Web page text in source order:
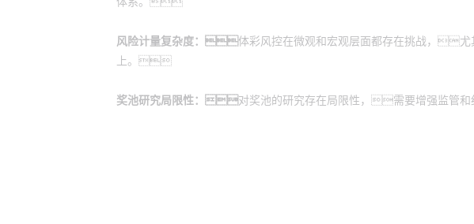
风险计量复杂度：体彩风控在微观和宏观层面都存在挑战，尤
上。
奖池研究局限性：对奖池的研究存在局限性，需要增强监管